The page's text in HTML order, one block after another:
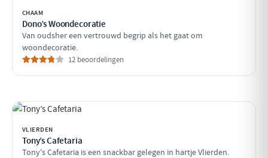
CHAAM
Dono’s Woondecoratie
Van oudsher een vertrouwd begrip als het gaat om
woondecoratie.
12 beoordelingen
VLIERDEN
Tony’s Cafetaria
Tony's Cafetaria is een snackbar gelegen in hartje Vlierden.